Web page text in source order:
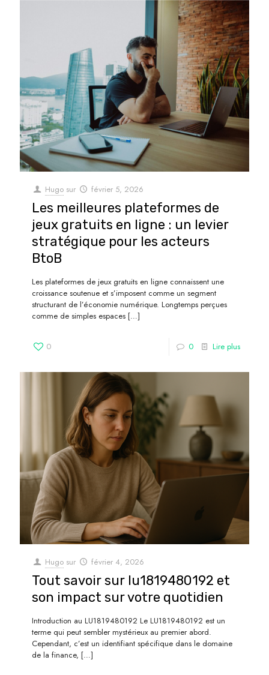
Hugo sur février 5, 2026
Les meilleures plateformes de
jeux gratuits en ligne : un levier
stratégique pour les acteurs
BtoB
Les plateformes de jeux gratuits en ligne connaissent une
croissance soutenue et s’imposent comme un segment
structurant de l’économie numérique. Longtemps perçues
comme de simples espaces […]
0 0 Lire plus
Hugo sur février 4, 2026
Tout savoir sur lu1819480192 et
son impact sur votre quotidien
Introduction au LU1819480192 Le LU1819480192 est un
terme qui peut sembler mystérieux au premier abord.
Cependant, c’est un identifiant spécifique dans le domaine
de la finance, […]